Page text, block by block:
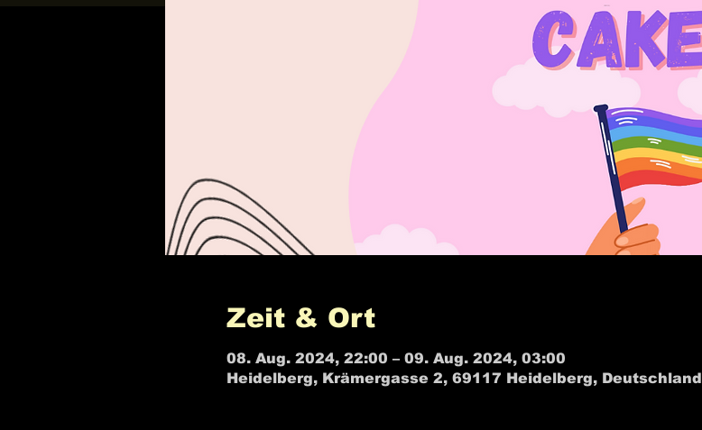
Zeit & Ort
08. Aug. 2024, 22:00 – 09. Aug. 2024, 03:00
Heidelberg, Krämergasse 2, 69117 Heidelberg, Deutschland